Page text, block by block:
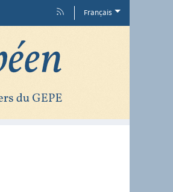
Français